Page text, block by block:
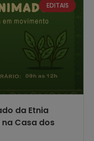
EDITAIS
da Etnia
Casa dos